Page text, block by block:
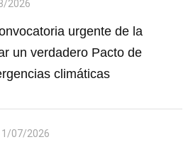
2026
urgente de la
un verdadero Pacto de
climáticas
07/2026